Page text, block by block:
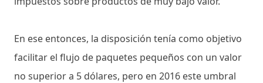
En ese entonces, la disposición tenía como objetivo
facilitar el flujo de paquetes pequeños con un valor
no superior a 5 dólares, pero en 2016 este umbral